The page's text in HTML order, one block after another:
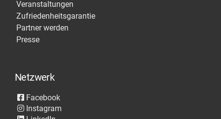
Veranstaltungen
Zufriedenheitsgarantie
Partner werden
Presse
Netzwerk
Facebook
Instagram